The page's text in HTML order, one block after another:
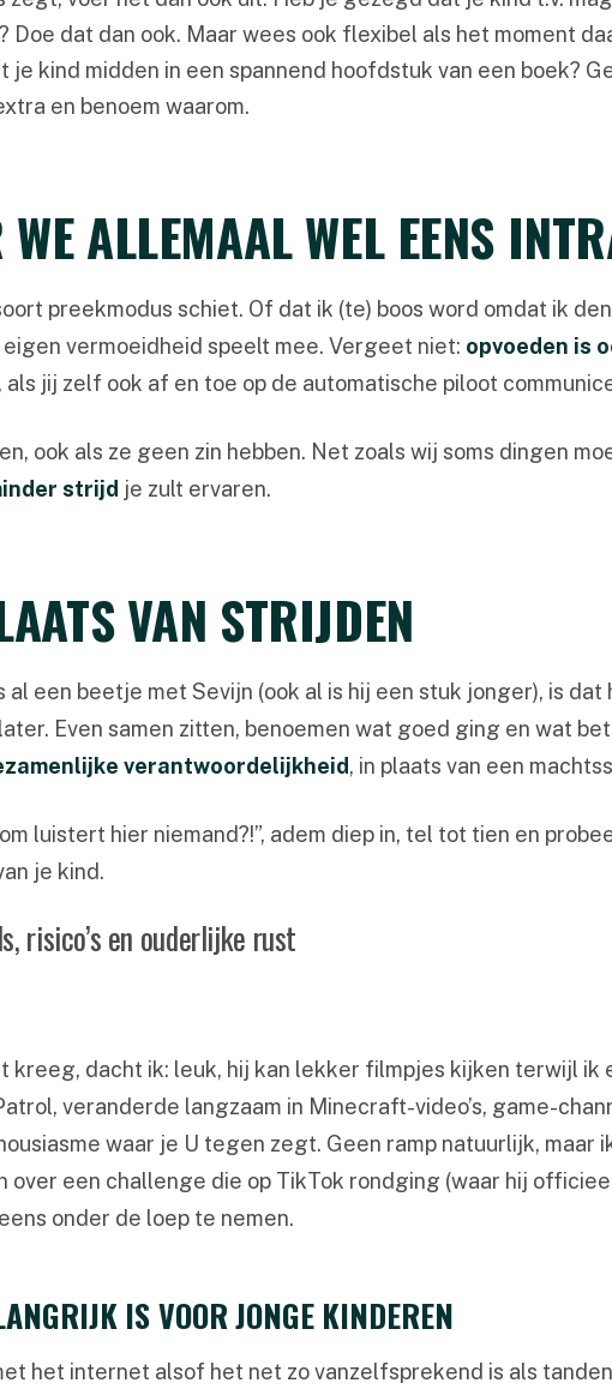
Doe dat dan ook. Maar wees ook flexibel als het moment
je kind midden in een spannend hoofdstuk van een boek?
en benoem waarom.
ALLEMAAL WEL EENS
preekmodus schiet. Of dat ik (te) boos word omdat ik
vermoeidheid speelt mee. Vergeet niet: opvoeden is
jij zelf ook af en toe op de automatische piloot
ook als ze geen zin hebben. Net zoals wij soms dingen
strijd je zult ervaren.
VAN STRIJDEN
een beetje met Sevijn (ook al is hij een stuk jonger), is
Even samen zitten, benoemen wat goed ging en wat
verantwoordelijkheid, in plaats van een
luistert hier niemand?!”, adem diep in, tel tot tien en
je kind.
risico’s en ouderlijke rust
dacht ik: leuk, hij kan lekker filmpjes kijken terwijl ik
veranderde langzaam in Minecraft-video’s, game-
waar je U tegen zegt. Geen ramp natuurlijk,
over een challenge die op TikTok rondging (waar hij
onder de loep te nemen.
IS VOOR JONGE KINDEREN
het internet alsof het net zo vanzelfsprekend is als